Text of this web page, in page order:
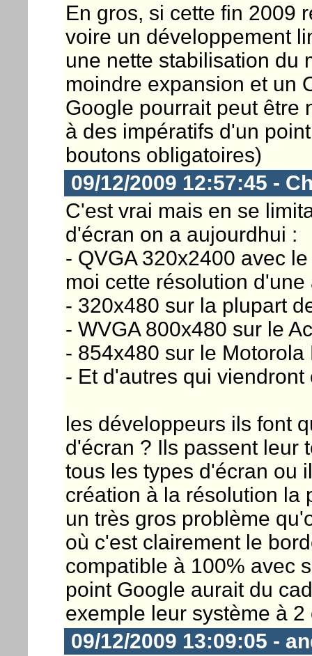
En gros, si cette fin 2009
voire un développement
une nette stabilisation du
moindre expansion et un
Google pourrait peut être
à des impératifs d'un
boutons obligatoires)
09/12/2009 12:57:45 -
C'est vrai mais en se
d'écran on a aujourdhui :
- QVGA 320x2400 avec
moi cette résolution
- 320x480 sur la plupart
- WVGA 800x480 sur le
- 854x480 sur le Motorola
- Et d'autres qui viendront
les développeurs ils font
d'écran ? Ils passent leur
tous les types d'écran ou
création à la résolution la
un très gros problème
où c'est clairement le
compatible à 100% avec
point Google aurait du
exemple leur système à
09/12/2009 13:09:05 -